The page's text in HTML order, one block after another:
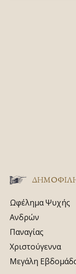
Ωφέλημα Ψυχής
Ανδρών
Παναγίας
Χριστούγεννα
Μεγάλη